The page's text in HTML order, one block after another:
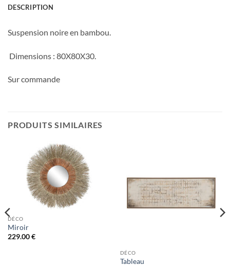
DESCRIPTION
Suspension noire en bambou.
Dimensions : 80X80X30.
Sur commande
PRODUITS SIMILAIRES
DÉCO
Miroir
229.00€
DÉCO
Tableau